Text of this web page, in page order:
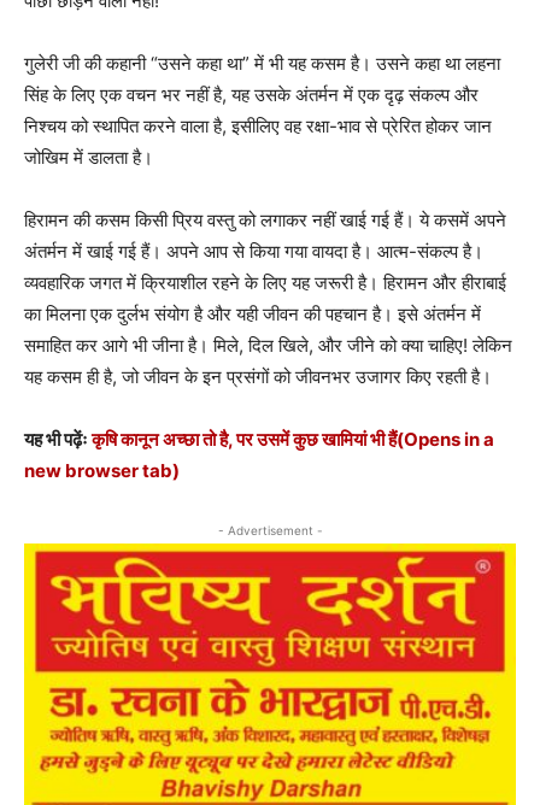
गुलेरी जी की कहानी “उसने कहा था” में भी यह कसम है। उसने कहा था लहना
सिंह के लिए एक वचन भर नहीं है, यह उसके अंतर्मन में एक दृढ़ संकल्प और
निश्चय को स्थापित करने वाला है, इसीलिए वह रक्षा-भाव से प्रेरित होकर जान
जोखिम में डालता है।
हिरामन की कसम किसी प्रिय वस्तु को लगाकर नहीं खाई गई हैं। ये कसमें अपने
अंतर्मन में खाई गई हैं। अपने आप से किया गया वायदा है। आत्म-संकल्प है।
व्यवहारिक जगत में क्रियाशील रहने के लिए यह जरूरी है। हिरामन और हीराबाई
का मिलना एक दुर्लभ संयोग है और यही जीवन की पहचान है। इसे अंतर्मन में
समाहित कर आगे भी जीना है। मिले, दिल खिले, और जीने को क्या चाहिए! लेकिन
यह कसम ही है, जो जीवन के इन प्रसंगों को जीवनभर उजागर किए रहती है।
यह भी पढ़ेंःकृषि कानून अच्छा तो है, पर उसमें कुछ खामियां भी हैं(Opens in a
new browser tab)
- Advertisement -